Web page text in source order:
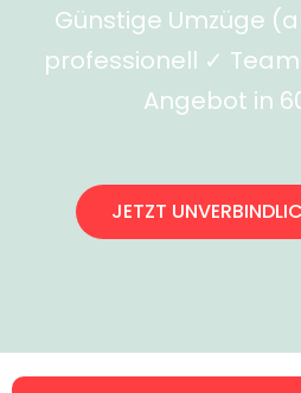
Günstige Umzüge
professionell ✓
Angebot in
JETZT